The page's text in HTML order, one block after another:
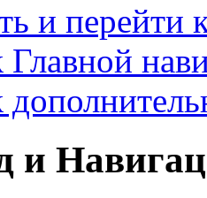
и перейти
Главной
и